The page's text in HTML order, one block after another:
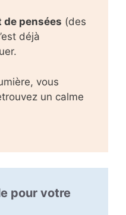
de pensées (des
déjà
vous
un calme
pour votre